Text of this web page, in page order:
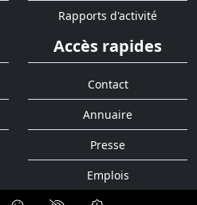
Rapports d'activité
Accès rapides
Contact
Annuaire
Presse
Emplois